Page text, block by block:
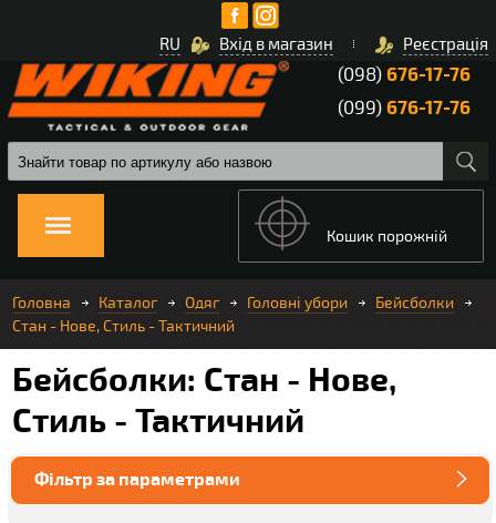
Вхід в магазин Реєстрація
RU
(098)676-17-76
(099)676-17-76
Кошик порожній
Головна Каталог Одяг Головні убори
Бейсболки
Стан - Нове, Стиль - Тактичний
Бейсболки: Стан - Нове,
Стиль - Тактичний
Фільтр за параметрами